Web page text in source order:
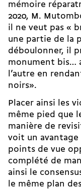
mémoire
2020, M.
il ne veut pas «
une partie de la
déboulonner, il
monument bis…
l’autre en
noirs».
Placer ainsi les
même pied que
manière de
voit un
points de vue
complété de
ainsi le
le même plan